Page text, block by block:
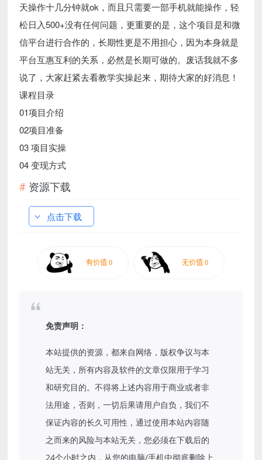
天操作十几分钟就ok，而且只需要一部手机就能操作，轻
松日入500+没有任何问题，更重要的是，这个项目是和微
信平台进行合作的，长期性更是不用担心，因为本身就是
平台互惠互利的关系，必然是长期可做的。废话我就不多
说了，大家赶紧去看教学实操起来，期待大家的好消息！
课程目录
01项目介绍
02项目准备
03 项目实操
04 变现方式
资源下载
点击下载
免责声明：
本站提供的资源，都来自网络，版权争议与本
站无关，所有内容及软件的文章仅限用于学习
和研究目的。不得将上述内容用于商业或者非
法用途，否则，一切后果请用户自负，我们不
保证内容的长久可用性，通过使用本站内容随
之而来的风险与本站无关，您必须在下载后的
24个小时之内，从您的电脑/手机中彻底删除上